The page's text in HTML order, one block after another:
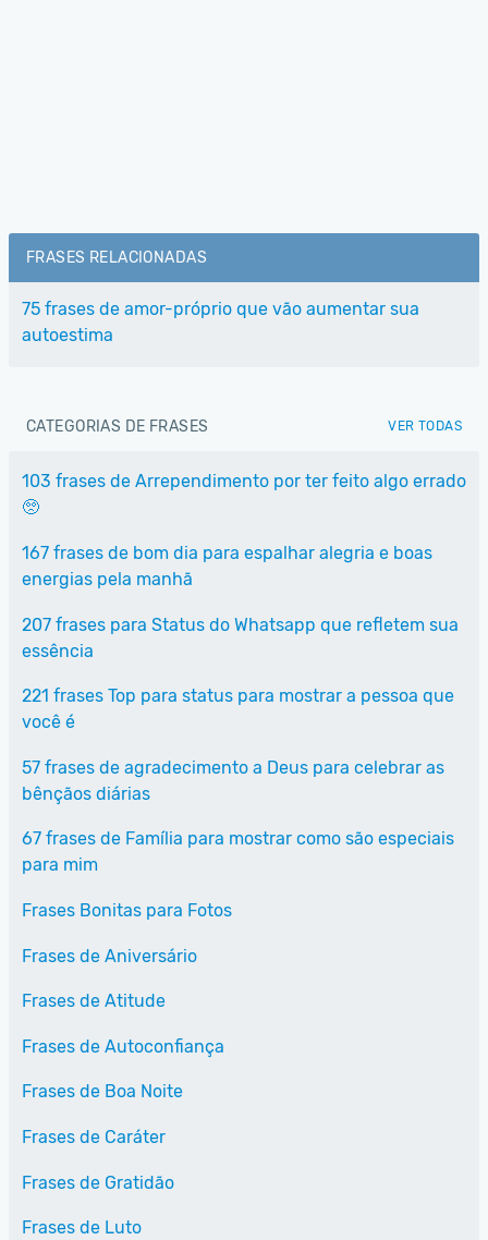
FRASES RELACIONADAS
75 frases de amor-próprio que vão aumentar sua
autoestima
CATEGORIAS DE FRASES VER TODAS
103 frases de Arrependimento por ter feito algo errado
🥺
167 frases de bom dia para espalhar alegria e boas
energias pela manhã
207 frases para Status do Whatsapp que refletem sua
essência
221 frases Top para status para mostrar a pessoa que
você é
57 frases de agradecimento a Deus para celebrar as
bênçãos diárias
67 frases de Família para mostrar como são especiais
para mim
Frases Bonitas para Fotos
Frases de Aniversário
Frases de Atitude
Frases de Autoconfiança
Frases de Boa Noite
Frases de Caráter
Frases de Gratidão
Frases de Luto